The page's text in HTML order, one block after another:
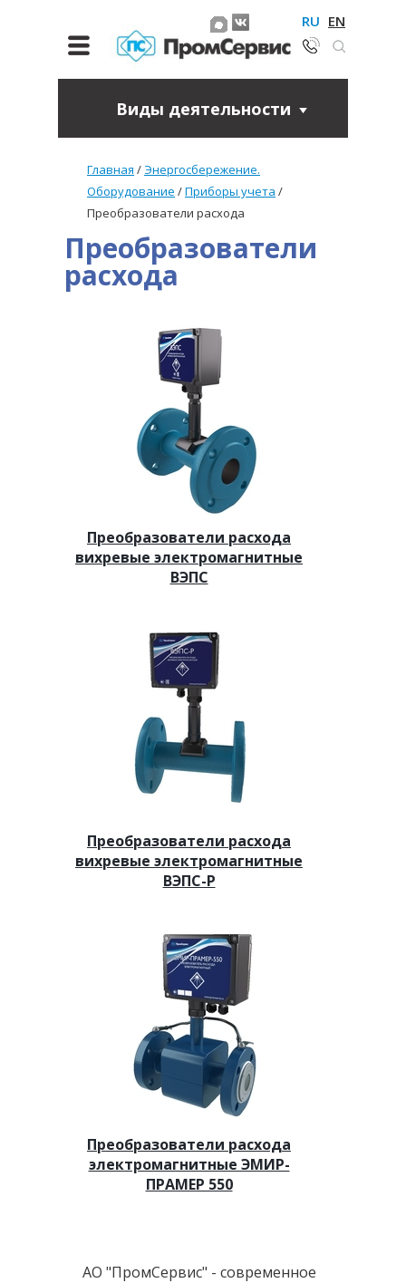
RU EN
Виды деятельности
Главная /Энергосбережение.
Оборудование /Приборы учета /
Преобразователи расхода
Преобразователи
расхода
Преобразователи расхода
вихревые электромагнитные
ВЭПС
Преобразователи расхода
вихревые электромагнитные
ВЭПС-Р
Преобразователи расхода
электромагнитные ЭМИР-
ПРАМЕР 550
АО "ПромСервис" - современное